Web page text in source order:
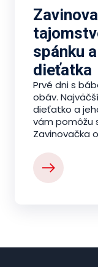
spánku
dieťatka
Prvé dni s
obáv.
dieťatko a
vám pomôžu
Zavinovačka